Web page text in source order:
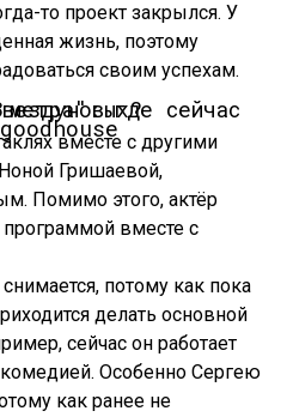
то проект закрылся. У
жизнь, поэтому
своим успехам.
вместе с другими
Гришаевой,
Помимо этого, актёр
программой вместе с
потому как пока
делать основной
сейчас он работает
Особенно Сергею
как ранее не